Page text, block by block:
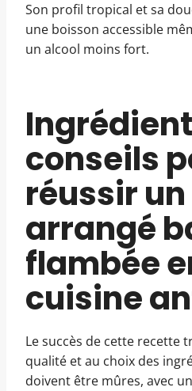
Son profil tropical et sa
une boisson accessible
un alcool moins fort.
conseils
réussir
arrangé
flambée
cuisine
Le succès de cette recette
qualité et au choix des
doivent être mûres, avec